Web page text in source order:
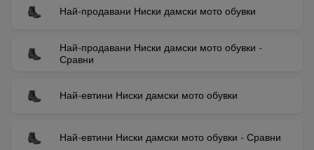
Най-продавани Ниски дамски мото обувки
Най-продавани Ниски дамски мото обувки -
Сравни
Най-евтини Ниски дамски мото обувки
Най-евтини Ниски дамски мото обувки - Сравни